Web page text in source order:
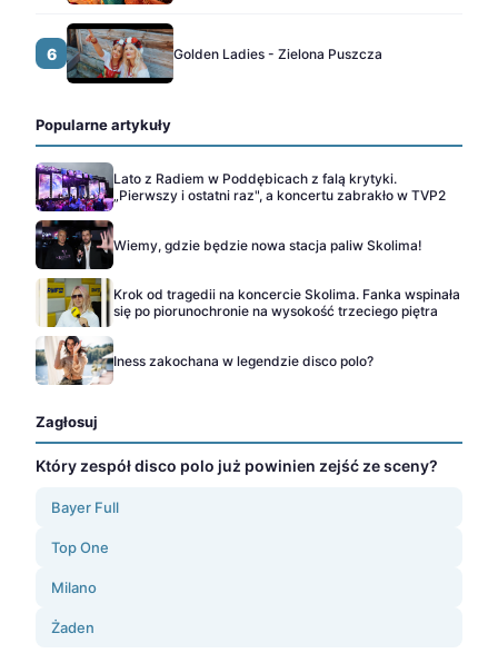
6 Golden Ladies - Zielona Puszcza
Popularne artykuły
Lato z Radiem w Poddębicach z falą krytyki.
„Pierwszy i ostatni raz", a koncertu zabrakło w TVP2
Wiemy, gdzie będzie nowa stacja paliw Skolima!
Krok od tragedii na koncercie Skolima. Fanka wspinała
się po piorunochronie na wysokość trzeciego piętra
Iness zakochana w legendzie disco polo?
Zagłosuj
Który zespół disco polo już powinien zejść ze sceny?
Bayer Full
Top One
Milano
Żaden